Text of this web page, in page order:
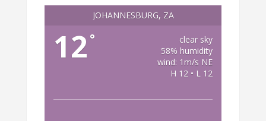
JOHANNESBURG, ZA
12 °
clear sky
58% humidity
wind: 1m/s NE
H 12 • L 12